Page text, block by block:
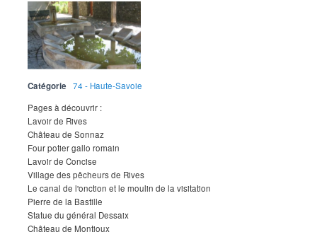
Catégorie
74 - Haute-Savoie
Pages à découvrir :
Lavoir de Rives
Château de Sonnaz
Four potier gallo romain
Lavoir de Concise
Village des pêcheurs de Rives
Le canal de l'onction et le moulin de la visitation
Pierre de la Bastille
Statue du général Dessaix
Château de Montjoux